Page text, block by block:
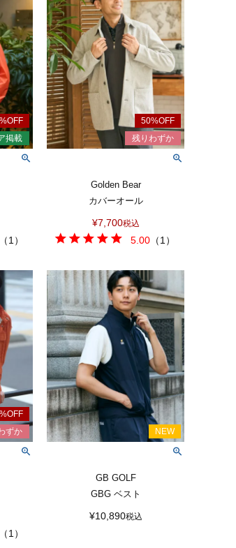
（1 ）
Golden Bear
カバーオール
¥7,700税込
5.00 （1 ）
（1 ）
GB GOLF
GBG ベスト
¥10,890税込